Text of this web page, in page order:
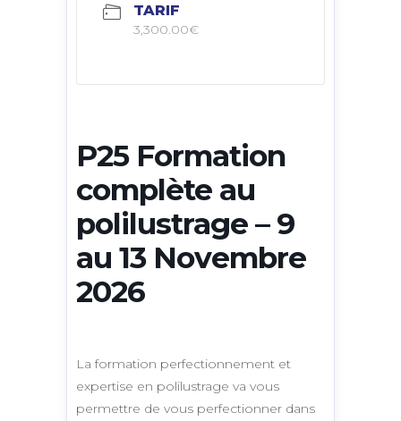
TARIF
3,300.00€
P25 Formation
complète au
polilustrage – 9
au 13 Novembre
2026
La formation perfectionnement et
expertise en polilustrage va vous
permettre de vous perfectionner dans